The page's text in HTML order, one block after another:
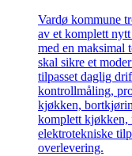
Vardø kommune
av et komplett
med en maksimal
skal sikre et
tilpasset daglig
kontrollmåling,
kjøkken,
komplett kjøkken,
elektrotekniske
overlevering.